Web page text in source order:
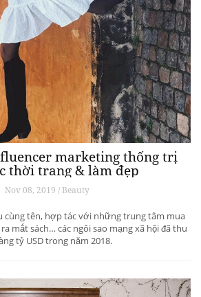
marketing thống trị
thời trang & làm đẹp
Nov 08, 2019 / Beauty
cùng tên, hợp tác với những trung tâm mua
mắt sách… các ngôi sao mạng xã hội đã thu
tỷ USD trong năm 2018.